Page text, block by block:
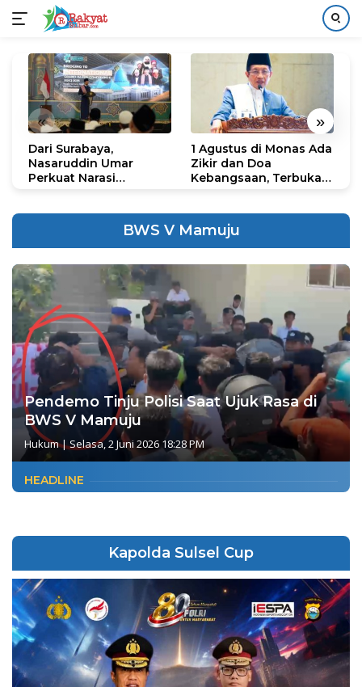
konten
« »
Dari Surabaya,
Nasaruddin Umar
Perkuat Narasi
1 Agustus di Monas Ada
Zikir dan Doa
Kebangsaan, Terbuka
BWS V Mamuju
Pendemo Tinju Polisi Saat Ujuk Rasa di
BWS V Mamuju
Hukum|Selasa, 2 Juni 2026 18:28 PM
HEADLINE
Kapolda Sulsel Cup